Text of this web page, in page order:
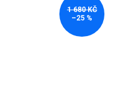
1 680 KČ
–25 %